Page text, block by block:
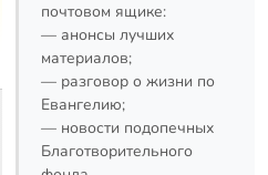
почтовом ящике:
— анонсы лучших
материалов;
— разговор о жизни по
Евангелию;
— новости подопечных
Благотворительного